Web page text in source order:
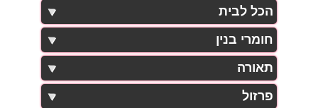
הכל לבית
חומרי בנין
תאורה
פרזול